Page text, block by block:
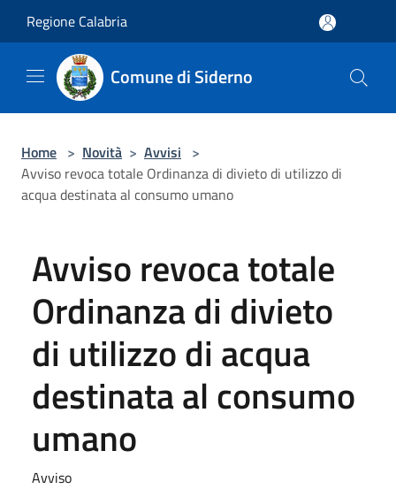
Regione Calabria
Comune di Siderno
Home > Novità > Avvisi >
Avviso revoca totale Ordinanza di divieto di utilizzo di
acqua destinata al consumo umano
Avviso revoca totale
Ordinanza di divieto
di utilizzo di acqua
destinata al consumo
umano
Avviso